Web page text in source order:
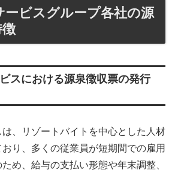
ービスグループ各社の源
スにおける源泉徴収票の発行
、リゾートバイトを中心とした人材
り、多くの従業員が短期間での雇用
め、給与の支払い形態や年末調整、